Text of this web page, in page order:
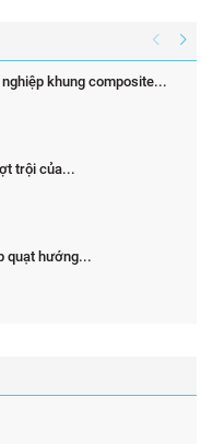
khung composite...
trội của...
quạt hướng...